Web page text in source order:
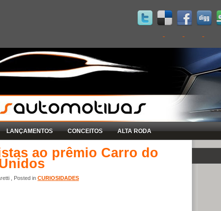
LANÇAMENTOS CONCEITOS ALTA RODA
ao prêmio Carro do
, Posted in CURIOSIDADES